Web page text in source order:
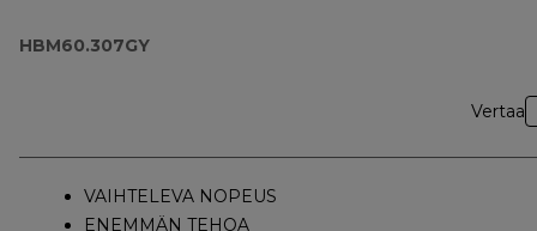
HBM60.307GY
Vertaa
VAIHTELEVA NOPEUS
ENEMMÄN TEHOA